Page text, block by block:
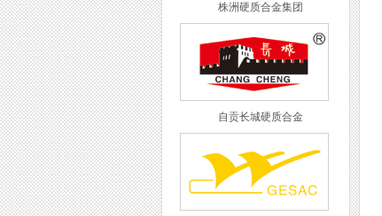
株洲硬质合金集团
自贡长城硬质合金